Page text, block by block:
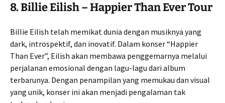
8.Billie Eilish – Happier Than Ever Tour
Billie Eilish telah memikat dunia dengan musiknya yang
dark, introspektif, dan inovatif. Dalam konser “Happier
Than Ever”, Eilish akan membawa penggemarnya melalui
perjalanan emosional dengan lagu-lagu dari album
terbarunya. Dengan penampilan yang memukau dan visual
yang unik, konser ini akan menjadi pengalaman tak